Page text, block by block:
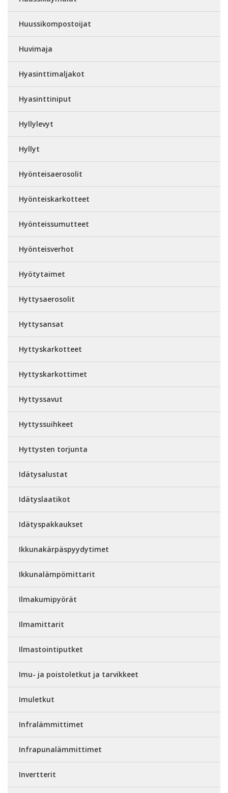
Huussikompostoijat
Huvimaja
Hyasinttimaljakot
Hyasinttiniput
Hyllylevyt
Hyllyt
Hyönteisaerosolit
Hyönteiskarkotteet
Hyönteissumutteet
Hyönteisverhot
Hyötytaimet
Hyttysaerosolit
Hyttysansat
Hyttyskarkotteet
Hyttyskarkottimet
Hyttyssavut
Hyttyssuihkeet
Hyttysten torjunta
Idätysalustat
Idätyslaatikot
Idätyspakkaukset
Ikkunakärpäspyydytimet
Ikkunalämpömittarit
Ilmakumipyörät
Ilmamittarit
Ilmastointiputket
Imu- ja poistoletkut ja tarvikkeet
Imuletkut
Infralämmittimet
Infrapunalämmittimet
Invertterit